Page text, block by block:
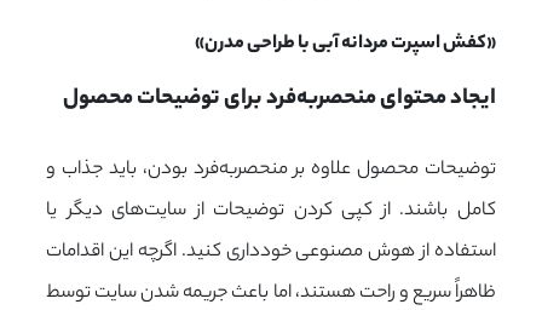
«کفش اسپرت مردانه آبی با طراحی مدرن»
ایجاد محتوای منحصربه‌فرد برای توضیحات محصول
توضیحات محصول علاوه بر منحصربه‌فرد بودن، باید جذاب و
کامل باشند. از کپی کردن توضیحات از سایت‌های دیگر یا
استفاده از هوش مصنوعی خودداری کنید. اگرچه این اقدامات
ظاهراً سریع و راحت هستند، اما باعث جریمه شدن سایت توسط